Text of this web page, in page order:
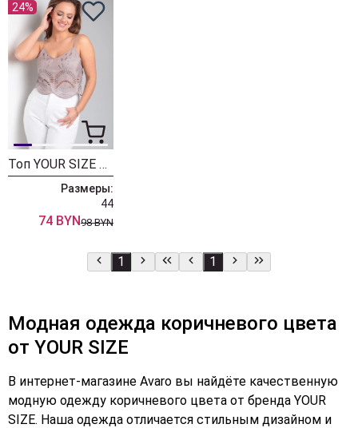
24%
Топ YOUR SIZE 2228 какао с молоком
Размеры:
44
74 BYN98 BYN
1 1
Модная одежда коричневого цвета
от YOUR SIZE
В интернет-магазине Avaro вы найдёте качественную
модную одежду коричневого цвета от бренда YOUR
SIZE. Наша одежда отличается стильным дизайном и